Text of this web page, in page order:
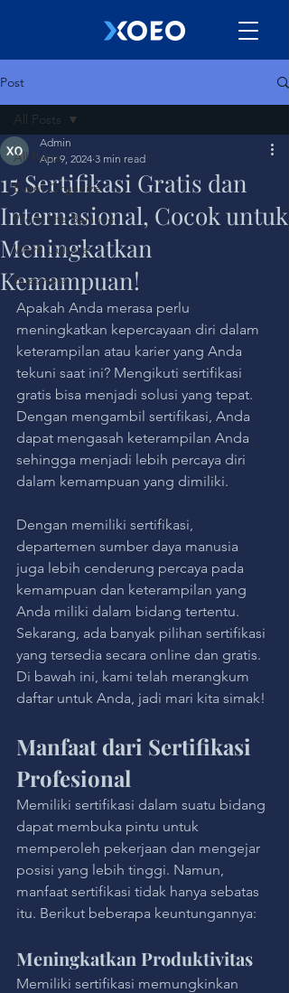
Post
All Posts
Event Organizer
Work Life Balance
Work Culture
Bussiness
All Posts
15 Sertifikasi Gratis dan
Internasional, Cocok untuk
Meningkatkan
Kemampuan!
Admin
Apr 9, 2024 3 min read
Apakah Anda merasa perlu
meningkatkan kepercayaan diri dalam
keterampilan atau karier yang Anda
tekuni saat ini? Mengikuti sertifikasi
gratis bisa menjadi solusi yang tepat.
Dengan mengambil sertifikasi, Anda
dapat mengasah keterampilan Anda
sehingga menjadi lebih percaya diri
dalam kemampuan yang dimiliki.
Dengan memiliki sertifikasi,
departemen sumber daya manusia
juga lebih cenderung percaya pada
kemampuan dan keterampilan yang
Anda miliki dalam bidang tertentu.
Sekarang, ada banyak pilihan sertifikasi
yang tersedia secara online dan gratis.
Di bawah ini, kami telah merangkum
daftar untuk Anda, jadi mari kita simak!
Manfaat dari Sertifikasi
Profesional
Memiliki sertifikasi dalam suatu bidang
dapat membuka pintu untuk
memperoleh pekerjaan dan mengejar
posisi yang lebih tinggi. Namun,
manfaat sertifikasi tidak hanya sebatas
itu. Berikut beberapa keuntungannya:
Meningkatkan Produktivitas
Memiliki sertifikasi memungkinkan